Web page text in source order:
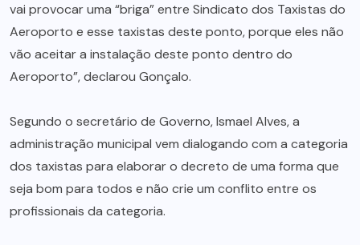
vai provocar uma “briga” entre Sindicato dos Taxistas do
Aeroporto e esse taxistas deste ponto, porque eles não
vão aceitar a instalação deste ponto dentro do
Aeroporto”, declarou Gonçalo.
Segundo o secretário de Governo, Ismael Alves, a
administração municipal vem dialogando com a categoria
dos taxistas para elaborar o decreto de uma forma que
seja bom para todos e não crie um conflito entre os
profissionais da categoria.